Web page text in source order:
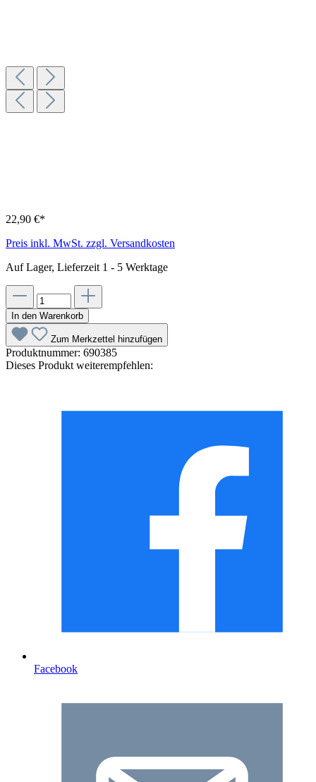
22,90 €*
Preis inkl. MwSt. zzgl. Versandkosten
Auf Lager, Lieferzeit 1 - 5 Werktage
In den Warenkorb
Zum Merkzettel hinzufügen
Produktnummer: 690385
Dieses Produkt weiterempfehlen:
Facebook